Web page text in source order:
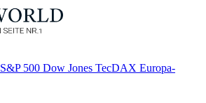
S&P 500 Dow Jones TecDAX Europa-